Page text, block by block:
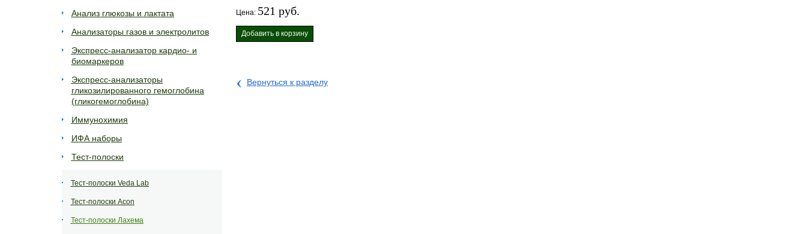
Анализ глюкозы и лактата
Анализаторы газов и электролитов
Экспресс-анализатор кардио- и
биомаркеров
Экспресс-анализаторы
гликозилированного гемоглобина
(гликогемоглобина)
Иммунохимия
ИФА наборы
Тест-полоски
Тест-полоски Veda Lab
Тест-полоски Acon
Тест-полоски Лахема
Цена: 521 руб.
Добавить в корзину
‹ Вернуться к разделу